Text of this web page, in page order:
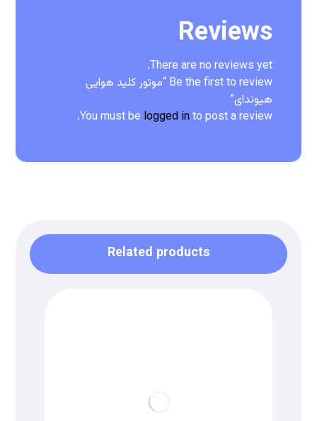
Reviews
There are no reviews yet.
Be the first to review “موتور کلید هوایی
هیوندای”
You must be logged into post a review.
Related products